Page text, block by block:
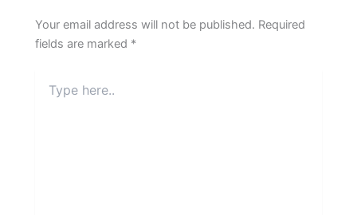
Your email address will not be published. Required
fields are marked *
here..